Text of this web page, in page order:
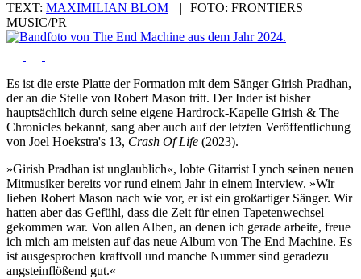
TEXT: MAXIMILIAN BLOM | FOTO: FRONTIERS
MUSIC/PR
Es ist die erste Platte der Formation mit dem Sänger Girish Pradhan,
der an die Stelle von Robert Mason tritt. Der Inder ist bisher
hauptsächlich durch seine eigene Hardrock-Kapelle Girish & The
Chronicles bekannt, sang aber auch auf der letzten Veröffentlichung
von Joel Hoekstra's 13, Crash Of Life (2023).
»Girish Pradhan ist unglaublich«, lobte Gitarrist Lynch seinen neuen
Mitmusiker bereits vor rund einem Jahr in einem Interview. »Wir
lieben Robert Mason nach wie vor, er ist ein großartiger Sänger. Wir
hatten aber das Gefühl, dass die Zeit für einen Tapetenwechsel
gekommen war. Von allen Alben, an denen ich gerade arbeite, freue
ich mich am meisten auf das neue Album von The End Machine. Es
ist ausgesprochen kraftvoll und manche Nummer sind geradezu
angsteinflößend gut.«